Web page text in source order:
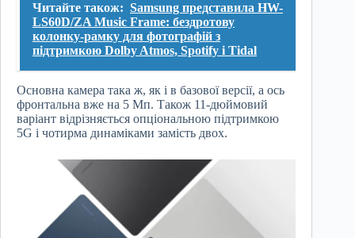
Читайте також: Samsung представила HW-
LS60D/ZA Music Frame: бездротову
колонку-рамку для фотографій з
підтримкою Dolby Atmos, Spotify і Tidal
Основна камера така ж, як і в базової версії, а ось
фронтальна вже на 5 Мп. Також 11-дюймовий
варіант відрізняється опціональною підтримкою
5G і чотирма динаміками замість двох.